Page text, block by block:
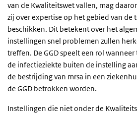
van de Kwaliteitswet vallen, mag
zij over expertise op het gebied van de
beschikken. Dit betekent over het
instellingen snel problemen zullen
treffen. De GGD speelt een rol
de infectieziekte buiten de instelling
de bestrijding van mrsa in een
de GGD betrokken worden.
Instellingen die niet onder de